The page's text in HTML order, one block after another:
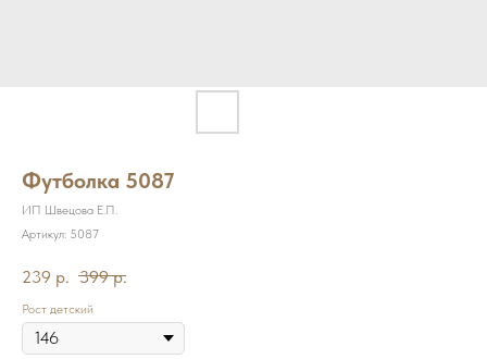
Футболка 5087
ИП Швецова Е.П.
Артикул: 5087
239 р. 399 р.
Рост детский